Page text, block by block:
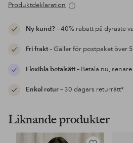
Produktdeklaration
Ny kund?– 40% rabatt på dyraste
Fri frakt– Gäller för postpaket över
Flexibla betalsätt– Betala nu,
Enkel retur– 30 dagars returrätt*
Liknande produkter